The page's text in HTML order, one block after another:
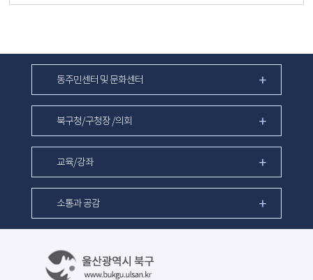
동주민센터 및 문화센터
북구청/구청장 /의회
교육/강좌
소통과 공감